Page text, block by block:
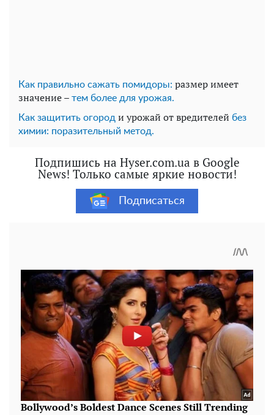
Как правильно сажать помидоры: размер имеет
значение – тем более для урожая.
Как защитить огород и урожай от вредителей без
химии: поразительный метод.
Подпишись на Hyser.com.ua в Google
News! Только самые яркие новости!
Подписаться